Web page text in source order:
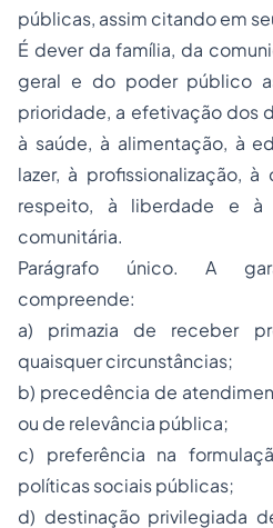
públicas, assim citando em
É dever da família, da
geral e do poder público
prioridade, a efetivação dos
à saúde, à alimentação, à
lazer, à profissionalização,
respeito, à liberdade e à
comunitária.
Parágrafo único. A
compreende:
a) primazia de receber
quaisquer circunstâncias;
b) precedência de
ou de relevância pública;
c) preferência na
políticas sociais públicas;
d) destinação privilegiada